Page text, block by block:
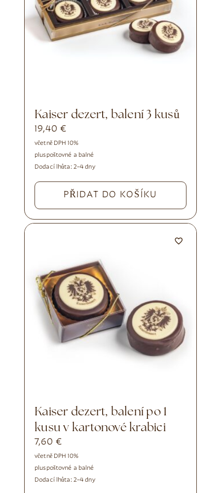
Kaiser dezert, balení 3 kusů
19,40 €
včetně DPH 10%
pluspoštovné a balné
Dodací lhůta: 2–4 dny
PŘIDAT DO KOŠÍKU
Kaiser dezert, balení po 1
kusu v kartonové krabici
7,60 €
včetně DPH 10%
pluspoštovné a balné
Dodací lhůta: 2–4 dny